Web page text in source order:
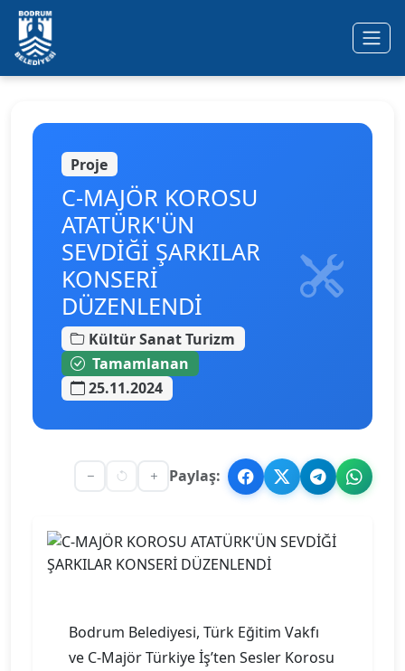
Ana içeriğe geç
Proje
C-MAJÖR KOROSU
ATATÜRK'ÜN
SEVDİĞİ ŞARKILAR
KONSERİ
DÜZENLENDİ
Kültür Sanat Turizm
Tamamlanan
25.11.2024
Paylaş:
Bodrum Belediyesi, Türk Eğitim Vakfı
ve C-Majör Türkiye İş’ten Sesler Korosu